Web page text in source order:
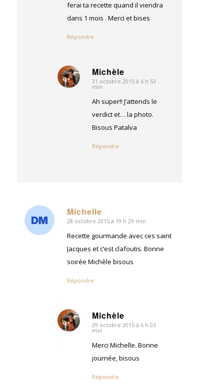
ferai ta recette quand il viendra
dans 1 mois . Merci et bises
Répondre
Michèle
dit
31 octobre 2015 à 6 h 53
min
Ah super!! J’attends le
verdict et… la photo.
Bisous Patalva
Répondre
Michelle
dit
:
28 octobre 2015 à 19 h 29 min
Recette gourmande avec ces saint
Jacques et c’est clafoutis. Bonne
soirée Michèle bisous
Répondre
Michèle
dit
29 octobre 2015 à 6 h 03
min
Merci Michelle. Bonne
journée, bisous
Répondre